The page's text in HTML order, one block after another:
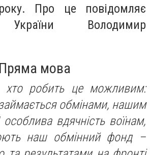
Про це повідомляє
України Володимир
Пряма мова
хто робить це можливим:
обмінами, нашим
вдячність воїнам,
наш обмінний фонд –